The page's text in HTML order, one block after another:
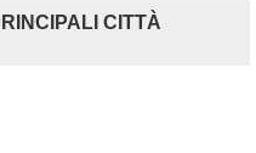
CITTÀ